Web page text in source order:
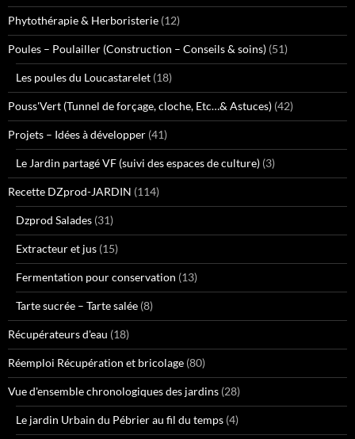
Phytothérapie & Herboristerie (12)
Poules – Poulailler (Construction – Conseils & soins) (51)
Les poules du Loucastarelet (18)
Pouss'Vert (Tunnel de forçage, cloche, Etc…& Astuces) (42)
Projets – Idées à développer (41)
Le Jardin partagé VF (suivi des espaces de culture) (3)
Recette DZprod-JARDIN (114)
Dzprod Salades (31)
Extracteur et jus (15)
Fermentation pour conservation (13)
Tarte sucrée – Tarte salée (8)
Récupérateurs d'eau (18)
Réemploi Récupération et bricolage (80)
Vue d'ensemble chronologiques des jardins (28)
Le jardin Urbain du Pébrier au fil du temps (4)